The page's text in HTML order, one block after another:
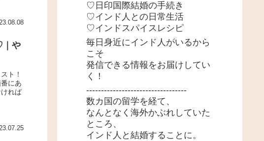
｜や
ト！
にあ
れば
♡日印国際結婚の手続き
♡インド人との日常生活
♡インドスパイスレシピ
毎日身近にインド人がいるから
こそ
発信できる情報をお届けしてい
く！
----------------------------------
数カ国の留学を経て、
なんとなく海外かぶれしていた
ところ、
インド人と結婚することに。